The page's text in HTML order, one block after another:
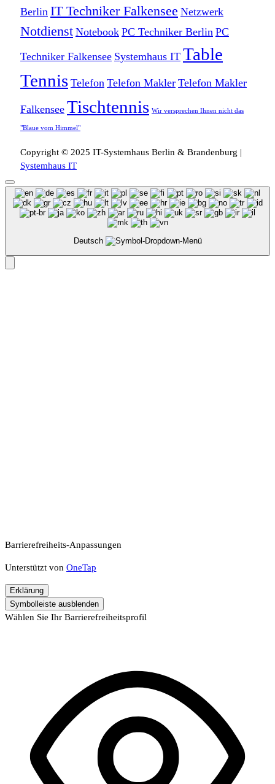
Berlin IT Techniker Falkensee Netzwerk
Notdienst Notebook PC Techniker Berlin PC
Techniker Falkensee Systemhaus IT Table
Tennis Telefon Telefon Makler Telefon Makler
Falkensee Tischtennis Wir versprechen Ihnen nicht das
"Blaue vom Himmel"
Copyright © 2025 IT-Systemhaus Berlin & Brandenburg |
Systemhaus IT
Deutsch
Barrierefreiheits-Anpassungen
Unterstützt von OneTap
Erklärung
Symbolleiste ausblenden
Wählen Sie Ihr Barrierefreiheitsprofil